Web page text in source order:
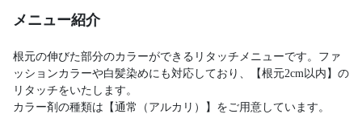
メニュー紹介
根元の伸びた部分のカラーができるリタッチメニューです。ファ
ッションカラーや白髪染めにも対応しており、【根元2cm以内】の
リタッチをいたします。
カラー剤の種類は【通常（アルカリ）】をご用意しています。